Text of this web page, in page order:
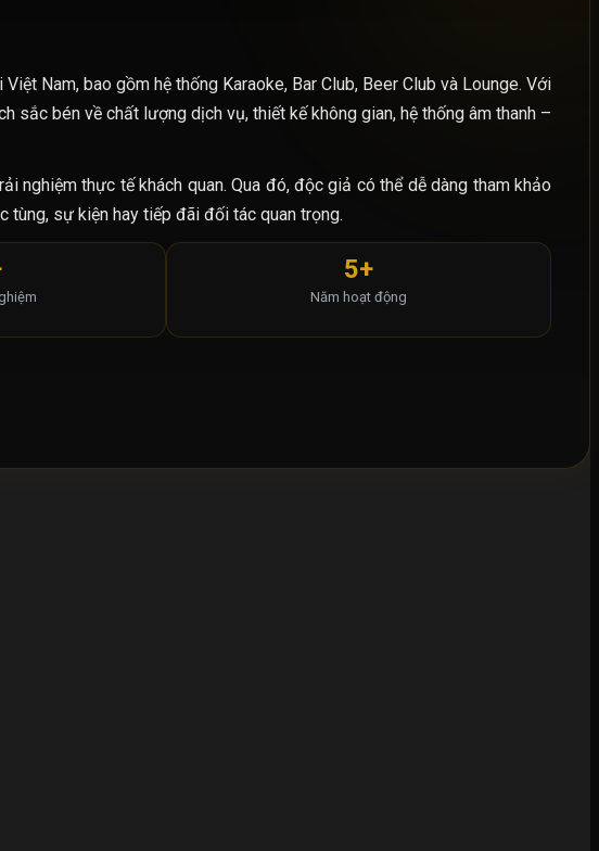
Nam, bao gồm hệ thống Karaoke, Bar Club, Beer Club và Lounge. Với
sắc bén về chất lượng dịch vụ, thiết kế không gian, hệ thống âm thanh –
nghiệm thực tế khách quan. Qua đó, độc giả có thể dễ dàng tham khảo
sự kiện hay tiếp đãi đối tác quan trọng.
5+
Năm hoạt động